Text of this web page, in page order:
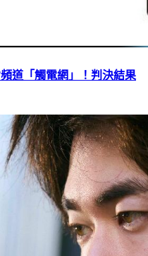
道「觸電網」！判決結果